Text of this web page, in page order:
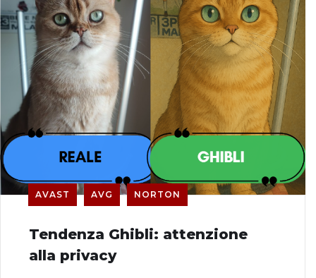
AVAST AVG NORTON
Tendenza Ghibli: attenzione
alla privacy